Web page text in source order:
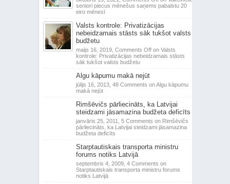
seniori piecus mēnešus saņems pabalstu 20
eiro mēnesī
Valsts kontrole: Privatizācijas
nebeidzamais stāsts sāk tukšot valsts
budžetu
maijs 16, 2019, Comments Offon Valsts
kontrole: Privatizācijas nebeidzamais stāsts
sāk tukšot valsts budžetu
Algu kāpumu makā nejūt
jūlijs 16, 2013, 48 Comments on Algu kāpumu
makā nejūt
Rimšēvičs pārliecināts, ka Latvijai
steidzami jāsamazina budžeta deficīts
janvāris 25, 2011, 5 Comments on Rimšēvičs
pārliecināts, ka Latvijai steidzami jāsamazina
budžeta deficīts
Starptautiskais transporta ministru
forums notiks Latvijā
septembris 4, 2009, 4 Comments on
Starptautiskais transporta ministru forums
notiks Latvijā